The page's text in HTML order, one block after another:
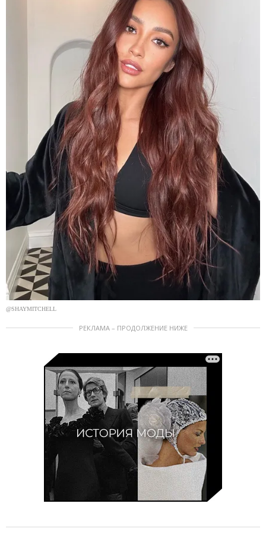
@SHAYMITCHELL
РЕКЛАМА – ПРОДОЛЖЕНИЕ НИЖЕ